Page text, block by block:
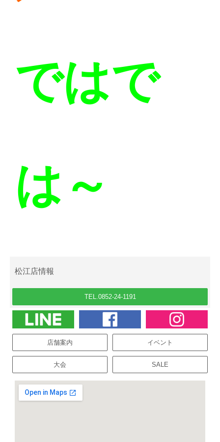
ではで
は～
松江店情報
TEL.0852-24-1191
店舗案内 イベント
大会 SALE